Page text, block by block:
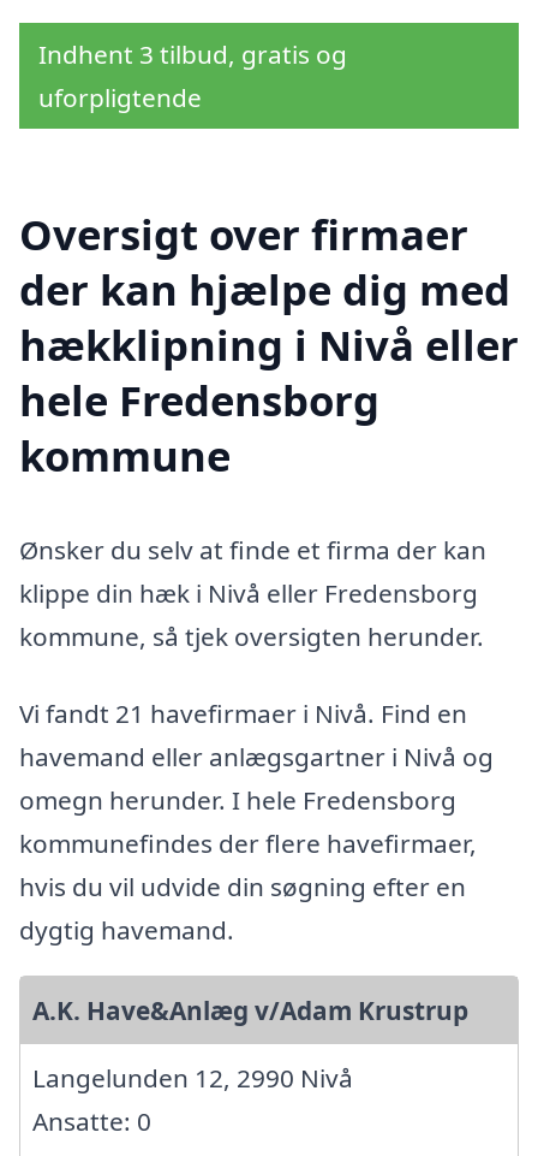
Indhent 3 tilbud, gratis og
uforpligtende
Oversigt over firmaer
der kan hjælpe dig med
hækklipning i Nivå eller
hele Fredensborg
kommune
Ønsker du selv at finde et firma der kan
klippe din hæk i Nivå eller Fredensborg
kommune, så tjek oversigten herunder.
Vi fandt 21 havefirmaer i Nivå. Find en
havemand eller anlægsgartner i Nivå og
omegn herunder. I hele Fredensborg
kommunefindes der flere havefirmaer,
hvis du vil udvide din søgning efter en
dygtig havemand.
A.K. Have&Anlæg v/Adam Krustrup
Langelunden 12, 2990 Nivå
Ansatte: 0